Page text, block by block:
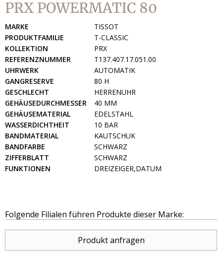
PRX POWERMATIC 80
MARKE
TISSOT
PRODUKTFAMILIE
T-CLASSIC
KOLLEKTION
PRX
REFERENZNUMMER
T137.407.17.051.00
UHRWERK
AUTOMATIK
GANGRESERVE
80 H
GESCHLECHT
HERRENUHR
GEHÄUSEDURCHMESSER
40 MM
GEHÄUSEMATERIAL
EDELSTAHL
WASSERDICHTHEIT
10 BAR
BANDMATERIAL
KAUTSCHUK
BANDFARBE
SCHWARZ
ZIFFERBLATT
SCHWARZ
FUNKTIONEN
DREIZEIGER,DATUM
Folgende Filialen führen Produkte dieser Marke:
Produkt anfragen